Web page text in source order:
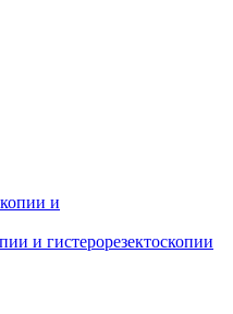
и гистерорезектоскопии